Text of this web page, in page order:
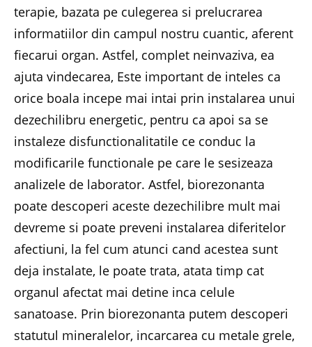
terapie, bazata pe culegerea si prelucrarea
informatiilor din campul nostru cuantic, aferent
fiecarui organ. Astfel, complet neinvaziva, ea
ajuta vindecarea, Este important de inteles ca
orice boala incepe mai intai prin instalarea unui
dezechilibru energetic, pentru ca apoi sa se
instaleze disfunctionalitatile ce conduc la
modificarile functionale pe care le sesizeaza
analizele de laborator. Astfel, biorezonanta
poate descoperi aceste dezechilibre mult mai
devreme si poate preveni instalarea diferitelor
afectiuni, la fel cum atunci cand acestea sunt
deja instalate, le poate trata, atata timp cat
organul afectat mai detine inca celule
sanatoase. Prin biorezonanta putem descoperi
statutul mineralelor, incarcarea cu metale grele,